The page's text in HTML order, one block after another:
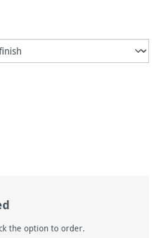
the option to order.